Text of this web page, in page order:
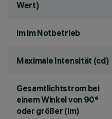
Wert)
lm im Notbetrieb
Maximale Intensität (cd)
Gesamtlichtstrom bei
einem Winkel von 90°
oder größer (lm)